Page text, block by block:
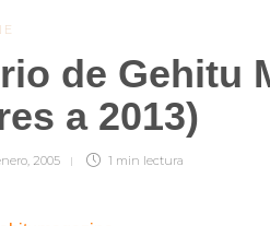
de Gehitu
a 2013)
2005 1 min lectura